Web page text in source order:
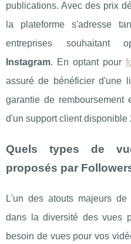
publications. Avec des prix
la plateforme s'adresse
entreprises souhaitant
Instagram. En optant pour
assuré de bénéficier d'une
garantie de remboursement
d'un support client disponible
Quels types de
proposés par
L'un des atouts majeurs de
dans la diversité des vues
besoin de vues pour vos